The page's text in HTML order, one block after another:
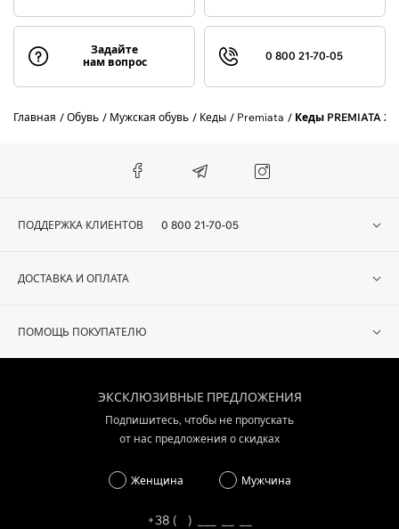
Задайте
нам вопрос
0 800 21-70-05
Главная Обувь Мужская обувь Кеды Premiata Кеды PREMIATA
ПОДДЕРЖКА КЛИЕНТОВ 0 800 21-70-05
ДОСТАВКА И ОПЛАТА
ПОМОЩЬ ПОКУПАТЕЛЮ
ЭКСКЛЮЗИВНЫЕ ПРЕДЛОЖЕНИЯ
Подпишитесь, чтобы не пропускать
от нас предложения о скидках
Женщина Мужчина